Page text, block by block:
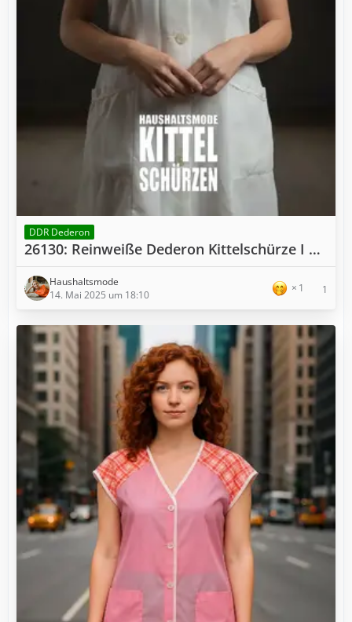
DDR Dederon
26130: Reinweiße Dederon Kittelschürze I W47
Haushaltsmode
14. Mai 2025 um 18:10
1 1